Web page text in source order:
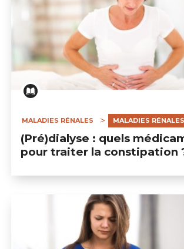
MALADIES RÉNALES MALADIES RÉNALES
(Pré)dialyse : quels
pour traiter la constipation